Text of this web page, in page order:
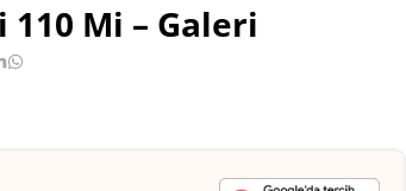
110 Mi – Galeri